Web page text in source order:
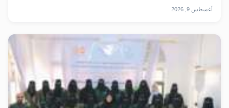
أغسطس 9, 2026